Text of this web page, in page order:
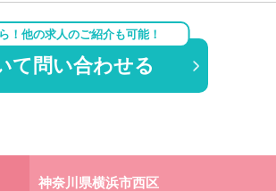
！他の求人のご紹介も可能！
て問い合わせる
神奈川県横浜市西区